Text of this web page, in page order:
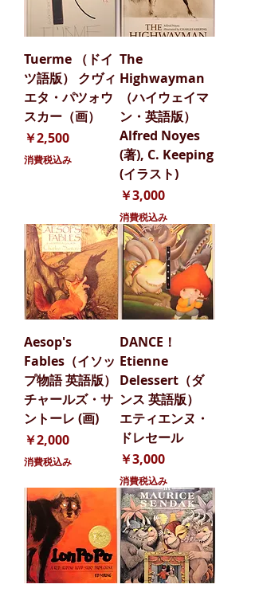
Tuerme （ドイ
ツ語版） クヴィ
エタ・パツォウ
スカー（画）
価格
￥2,500
消費税込み
The
Highwayman
（ハイウェイマ
ン・英語版）
Alfred Noyes
(著), C. Keeping
(イラスト)
価格
￥3,000
消費税込み
Aesop's
Fables（イソッ
プ物語 英語版）
チャールズ・サ
ントーレ (画)
価格
￥2,000
消費税込み
DANCE！
Etienne
Delessert（ダ
ンス 英語版）
エティエンヌ・
ドレセール
価格
￥3,000
消費税込み